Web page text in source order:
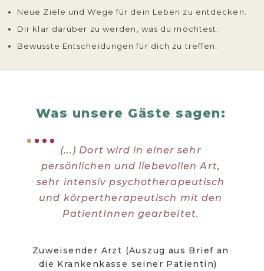
Neue Ziele und Wege für dein Leben zu entdecken.
Dir klar darüber zu werden, was du möchtest.
Bewusste Entscheidungen für dich zu treffen.
Was unsere Gäste sagen:
(...) Dort wird in einer sehr
persönlichen und liebevollen Art,
sehr intensiv psychotherapeutisch
und körpertherapeutisch mit den
PatientInnen gearbeitet.
Zuweisender Arzt (Auszug aus Brief an
die Krankenkasse seiner Patientin)